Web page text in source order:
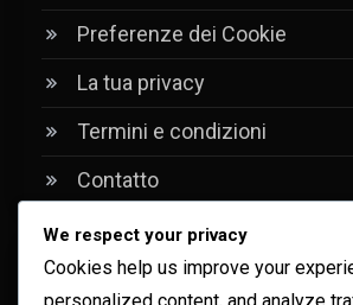
Preferenze dei Cookie
La tua privacy
Termini e condizioni
Contatto
Recent Posts
We respect your privacy
Cookies help us improve your